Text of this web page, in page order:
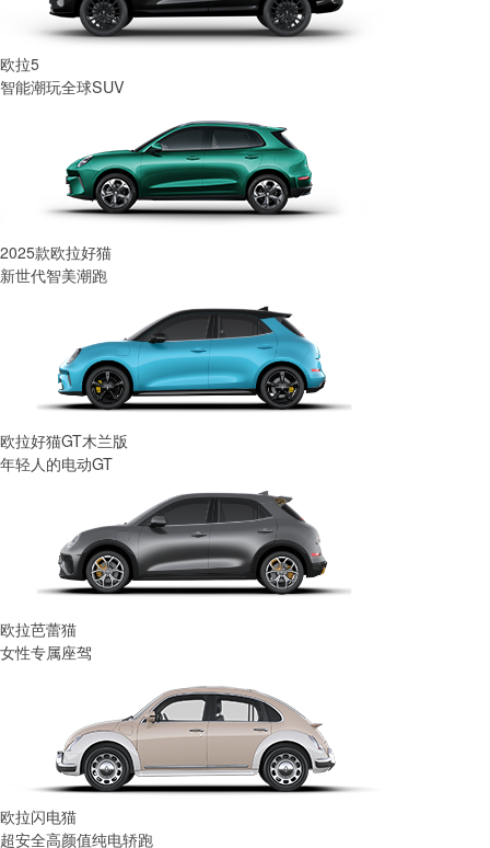
欧拉5
智能潮玩全球SUV
2025款欧拉好猫
新世代智美潮跑
欧拉好猫GT木兰版
年轻人的电动GT
欧拉芭蕾猫
女性专属座驾
欧拉闪电猫
超安全高颜值纯电轿跑